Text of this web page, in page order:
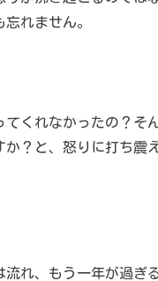
れません。
てくれなかったの？そ
か？と、怒りに打ち震
流れ、もう一年が過ぎ